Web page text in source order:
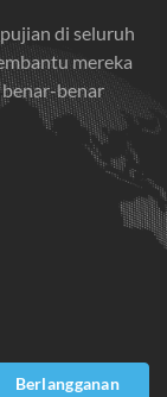
di seluruh
mereka
benar
Berlangganan